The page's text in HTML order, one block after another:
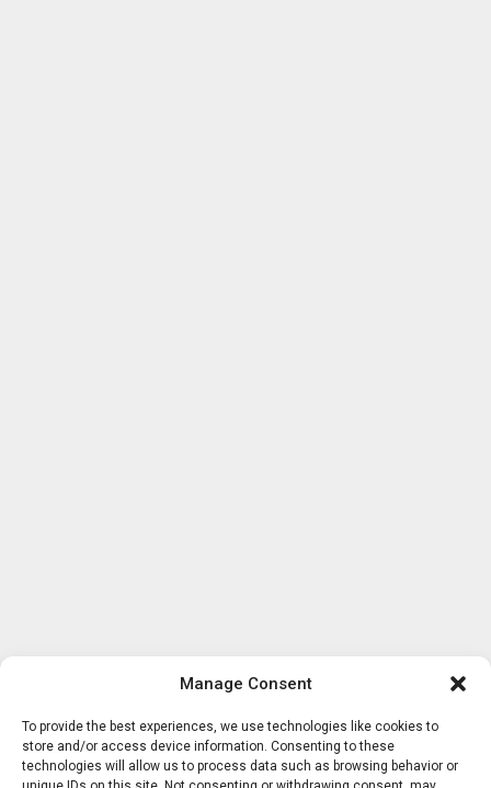
Manage Consent
To provide the best experiences, we use technologies like cookies to
store and/or access device information. Consenting to these
technologies will allow us to process data such as browsing behavior or